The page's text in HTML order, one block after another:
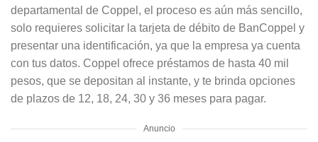
departamental de Coppel, el proceso es aún más sencillo,
solo requieres solicitar la tarjeta de débito de BanCoppel y
presentar una identificación, ya que la empresa ya cuenta
con tus datos. Coppel ofrece préstamos de hasta 40 mil
pesos, que se depositan al instante, y te brinda opciones
de plazos de 12, 18, 24, 30 y 36 meses para pagar.
Anuncio